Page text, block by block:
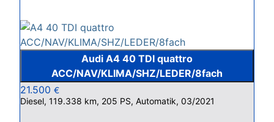
Audi A4 40 TDI quattro
ACC/NAV/KLIMA/SHZ/LEDER/8fach
21.500 €
Diesel, 119.338 km, 205 PS, Automatik, 03/2021